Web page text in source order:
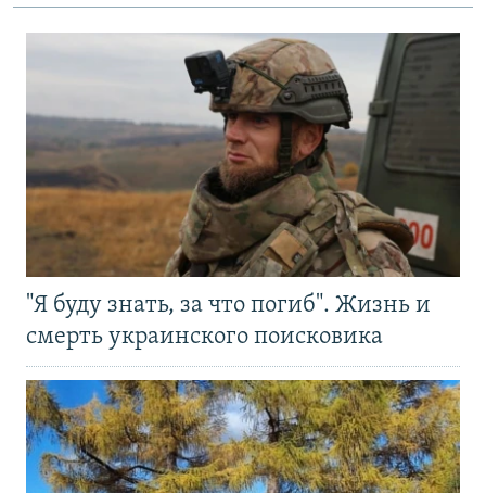
"Я буду знать, за что погиб". Жизнь и
смерть украинского поисковика